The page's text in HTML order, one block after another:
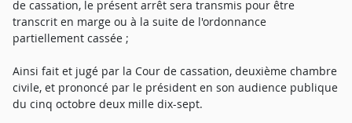
de cassation, le présent arrêt sera transmis pour être
transcrit en marge ou à la suite de l'ordonnance
partiellement cassée ;
Ainsi fait et jugé par la Cour de cassation, deuxième chambre
civile, et prononcé par le président en son audience publique
du cinq octobre deux mille dix-sept.